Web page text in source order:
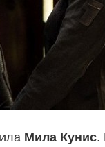
Мила Кунис.